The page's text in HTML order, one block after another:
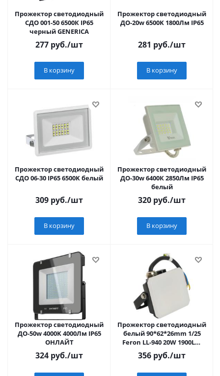
Прожектор светодиодный
СДО 001-50 6500К IP65
черный GENERICA
277 руб./шт
В корзину
Прожектор светодиодный
ДО-20w 6500K 1800Лм IP65
281 руб./шт
В корзину
Прожектор светодиодный
СДО 06-30 IP65 6500K белый
309 руб./шт
В корзину
Прожектор светодиодный
ДО-30w 6400К 2850Лм IP65
белый
320 руб./шт
В корзину
Прожектор светодиодный
ДО-50w 4000K 4000Лм IP65
ОНЛАЙТ
324 руб./шт
Прожектор светодиодный
белый 90*62*26mm 1/25
Feron LL-940 20W 1900Lm
6400K IP65 AC220V/50Hz
356 руб./шт